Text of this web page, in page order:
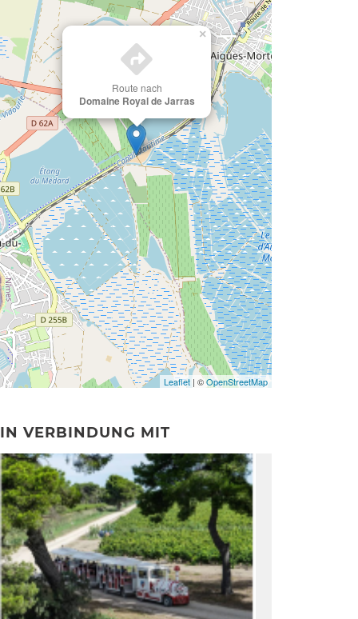
Route nach
Domaine Royal de Jarras
×
Leaflet | ©OpenStreetMap
IN VERBINDUNG MIT